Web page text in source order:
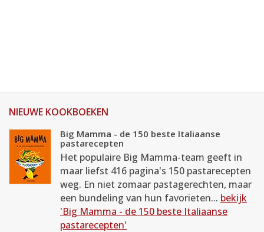
NIEUWE KOOKBOEKEN
Big Mamma - de 150 beste Italiaanse
pastarecepten
Het populaire Big Mamma-team geeft in
maar liefst 416 pagina's 150 pastarecepten
weg. En niet zomaar pastagerechten, maar
een bundeling van hun favorieten... bekijk
'Big Mamma - de 150 beste Italiaanse
pastarecepten'